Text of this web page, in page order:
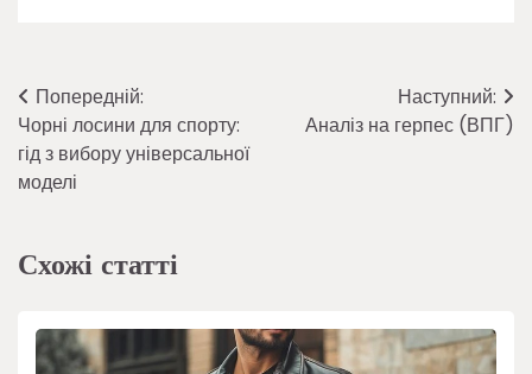
Навігація
записів
Попередній:
Чорні лосини для спорту:
гід з вибору універсальної
моделі
Наступний:
Аналіз на герпес (ВПГ)
Схожі статті